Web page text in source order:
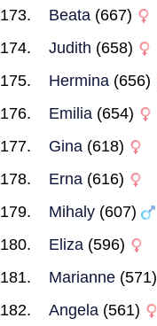
Beata (667)
Judith (658)
Hermina (656)
Emilia (654)
Gina (618)
Erna (616)
Mihaly (607)
Eliza (596)
Marianne (571)
Angela (561)